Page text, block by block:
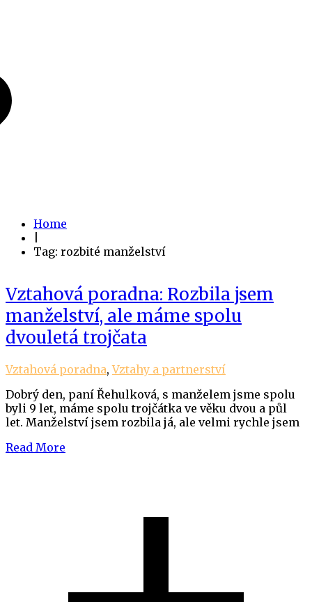
Home
Tag: rozbité manželství
Vztahová poradna: Rozbila jsem
manželství, ale máme spolu
dvouletá trojčata
Vztahová poradna,Vztahy a partnerství
Dobrý den, paní Řehulková, s manželem jsme spolu
byli 9 let, máme spolu trojčátka ve věku dvou a půl
let. Manželství jsem rozbila já, ale velmi rychle jsem
Read More